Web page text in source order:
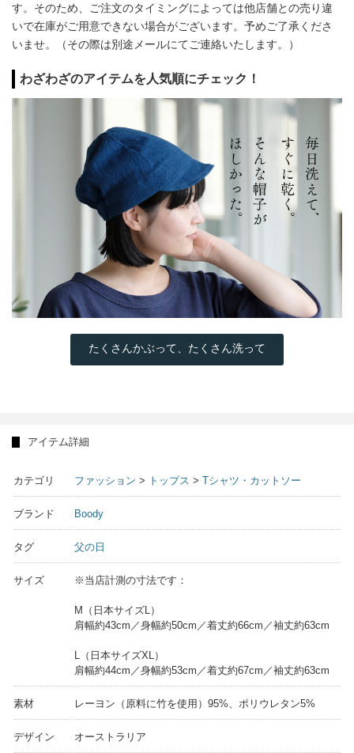
す。そのため、ご注文のタイミングによっては他店舗との売り違
いで在庫がご用意できない場合がございます。予めご了承くださ
いませ。（その際は別途メールにてご連絡いたします。）
わざわざのアイテムを人気順にチェック！
たくさんかぶって、たくさん洗って
アイテム詳細
カテゴリ ファッション > トップス > Tシャツ・カットソー
ブランド Boody
タグ 父の日
サイズ ※当店計測の寸法です：
M（日本サイズL）
肩幅約43cm／身幅約50cm／着丈約66cm／袖丈約63cm
L（日本サイズXL）
肩幅約44cm／身幅約53cm／着丈約67cm／袖丈約63cm
素材 レーヨン（原料に竹を使用）95%、ポリウレタン5%
デザイン オーストラリア